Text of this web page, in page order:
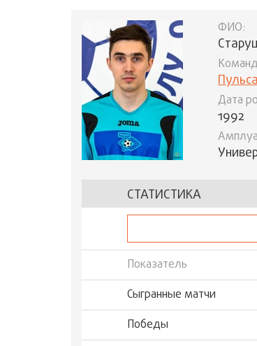
ФИО:
Дата
1992
СТАТИСТИКА
Показатель
Сыгранные матчи
Победы